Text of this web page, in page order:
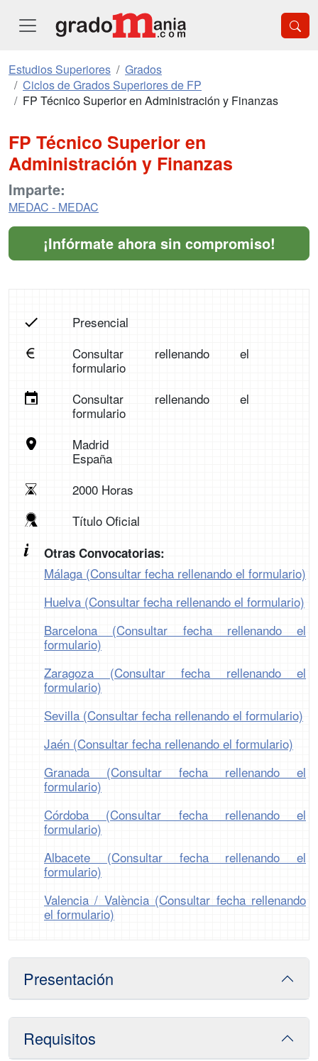
Estudios Superiores
Grados
Ciclos de Grados Superiores de FP
FP Técnico Superior en Administración y Finanzas
FP Técnico Superior en
Administración y Finanzas
Imparte:
MEDAC - MEDAC
¡Infórmate ahora sin compromiso!
Presencial
Consultar rellenando el
formulario
Consultar rellenando el
formulario
Madrid
España
2000 Horas
Título Oficial
Otras Convocatorias:
Málaga (Consultar fecha rellenando el formulario)
Huelva (Consultar fecha rellenando el formulario)
Barcelona (Consultar fecha rellenando el
formulario)
Zaragoza (Consultar fecha rellenando el
formulario)
Sevilla (Consultar fecha rellenando el formulario)
Jaén (Consultar fecha rellenando el formulario)
Granada (Consultar fecha rellenando el
formulario)
Córdoba (Consultar fecha rellenando el
formulario)
Albacete (Consultar fecha rellenando el
formulario)
Valencia / València (Consultar fecha rellenando
el formulario)
Presentación
Requisitos